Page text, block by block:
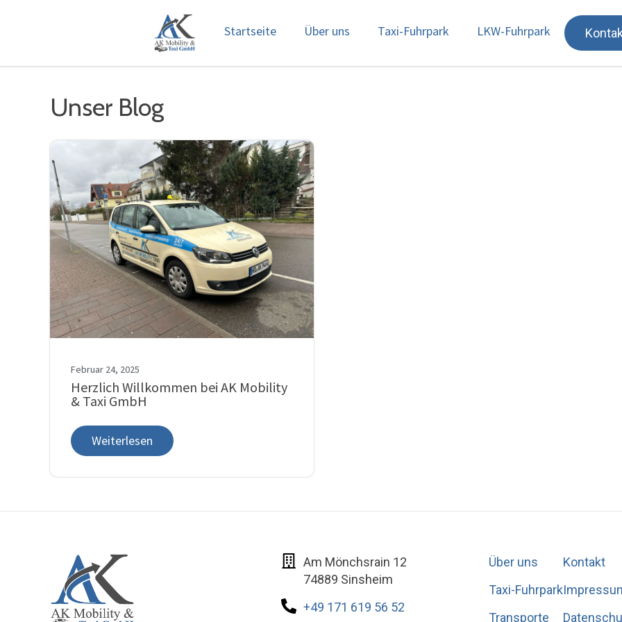
Startseite Über uns Taxi-Fuhrpark LKW-Fuhrpark
Unser Blog
Februar 24, 2025
Herzlich Willkommen bei AK Mobility
& Taxi GmbH
Weiterlesen
Am Mönchsrain 12
74889 Sinsheim
+49 171 619 56 52
Über uns
Taxi-Fuhrpark
Transporte
Kontakt